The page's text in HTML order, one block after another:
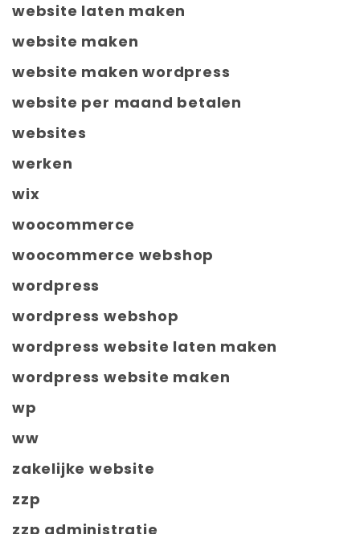
website laten maken
website maken
website maken wordpress
website per maand betalen
websites
werken
wix
woocommerce
woocommerce webshop
wordpress
wordpress webshop
wordpress website laten maken
wordpress website maken
wp
ww
zakelijke website
zzp
zzp administratie